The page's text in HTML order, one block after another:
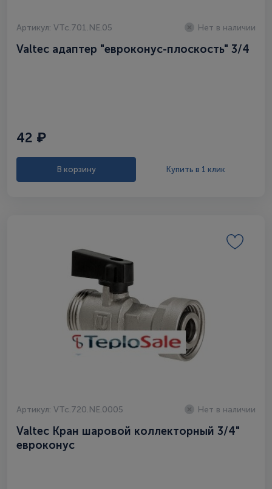
Артикул: VTc.701.NE.05 Нет в наличии
Valtec адаптер "евроконус-плоскость" 3/4
42 ₽
В корзину Купить в 1 клик
Артикул: VTc.720.NE.0005 Нет в наличии
Valtec Кран шаровой коллекторный 3/4"
евроконус